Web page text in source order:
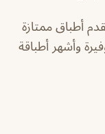
أطباق ممتازة
وأشهر أطباقة